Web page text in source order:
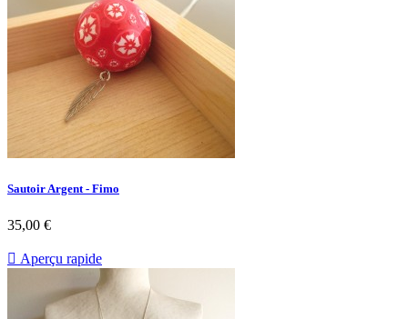
Sautoir Argent - Fimo
35,00 €
 Aperçu rapide